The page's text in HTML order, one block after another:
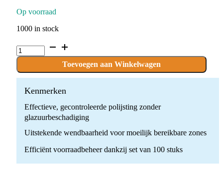
Op voorraad
1000 in stock
P.PROLA4-
BLUE.RA
100
stuks
quantity
Toevoegen aan Winkelwagen
Kenmerken
Effectieve, gecontroleerde polijsting zonder
glazuurbeschadiging
Uitstekende wendbaarheid voor moeilijk bereikbare zones
Efficiënt voorraadbeheer dankzij set van 100 stuks